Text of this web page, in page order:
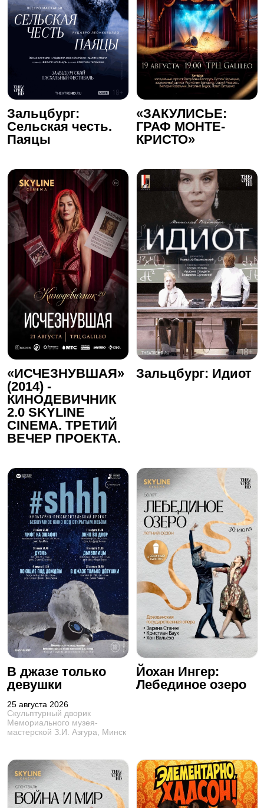
Зальцбург:
Сельская честь.
Паяцы
«ЗАКУЛИСЬЕ:
ГРАФ МОНТЕ-
КРИСТО»
«ИСЧЕЗНУВШАЯ»
(2014) -
КИНОДЕВИЧНИК
2.0 SKYLINE
CINEMA. ТРЕТИЙ
ВЕЧЕР ПРОЕКТА.
Зальцбург: Идиот
В джазе только
девушки
25 августа 2026
Скульптурный дворик
Мемориального музея-
мастерской З.И. Азгура, Минск
Йохан Ингер:
Лебединое озеро